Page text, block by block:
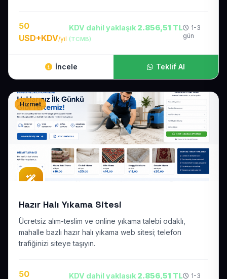
50
USD+KDV/yıl
KDV dahil yaklaşık 2.856,51 TL
(TCMB)
1-3
gün
İncele Teklif Al
Hizmet
Hazır Halı Yıkama Sitesi
Ücretsiz alım-teslim ve online yıkama talebi odaklı,
mahalle bazlı hazır halı yıkama web sitesi; telefon
trafiğinizi siteye taşıyın.
50
KDV dahil yaklaşık 2.856,51 TL
1-3